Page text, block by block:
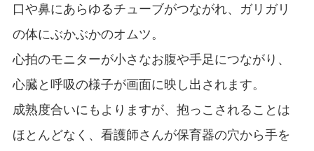
口や鼻にあらゆるチューブがつながれ、ガリガリ
の体にぶかぶかのオムツ。
心拍のモニターが小さなお腹や手足につながり、
心臓と呼吸の様子が画面に映し出されます。
成熟度合いにもよりますが、抱っこされることは
ほとんどなく、看護師さんが保育器の穴から手を